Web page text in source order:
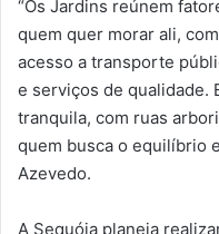
“Os Jardins reúnem
quem quer morar ali,
acesso a transporte
e serviços de qualidade.
tranquila, com ruas
quem busca o equilíbrio
Azevedo.
A Sequóia planeja